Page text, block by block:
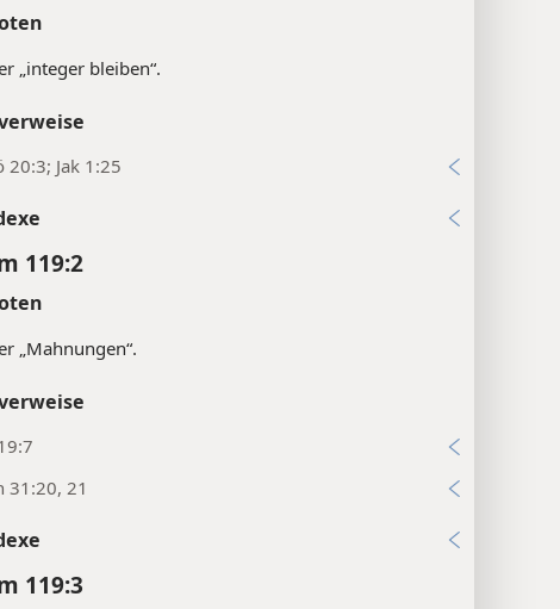
„integer bleiben“.
20:3; Jak 1:25
119:2
„Mahnungen“.
31:20, 21
119:3